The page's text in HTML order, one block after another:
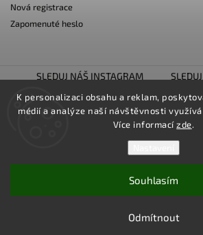
K personalizaci obsahu a reklam,
médií a analýze naší návštěvnosti
Více informacízde.
Odmítnout
Souhlasím
Nová registrace
Zapomenuté heslo
SLEDUJ NÁŠ INSTAGRAM
TUNING SHOW TROJHALÍ
LOWER UNITED
Shoptet| Design